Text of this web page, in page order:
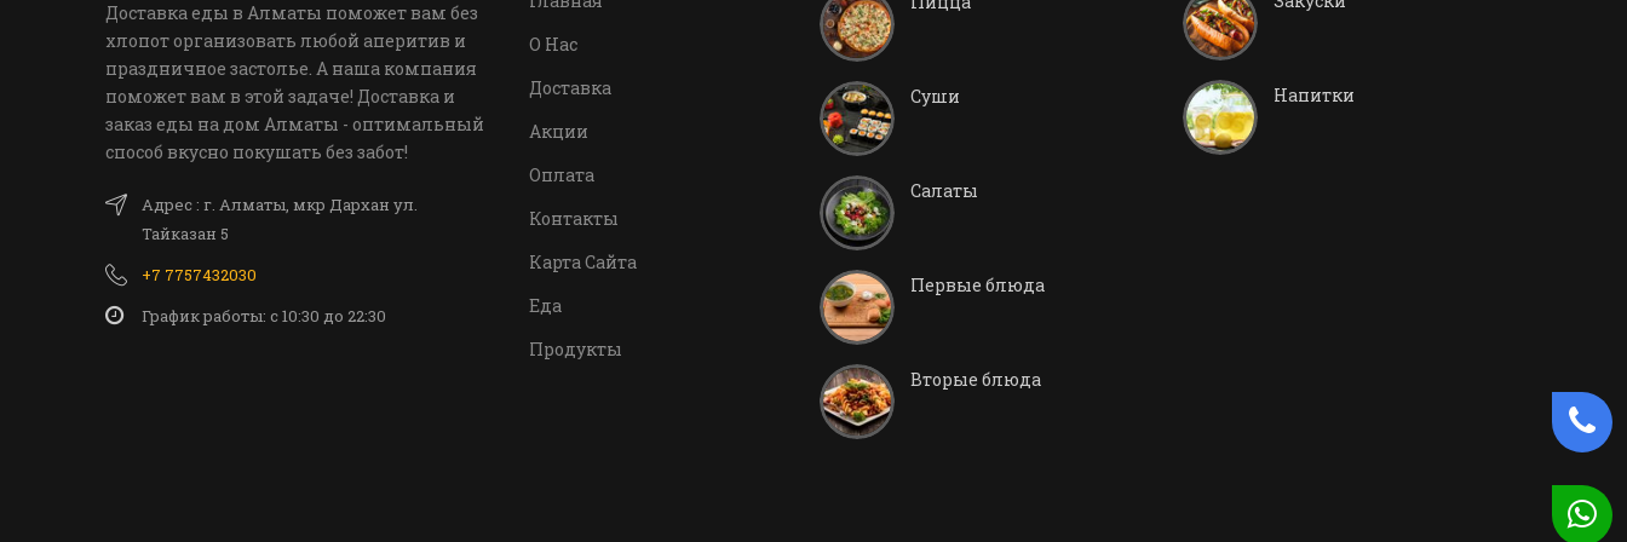
Доставка еды в Алматы поможет вам без
хлопот организовать любой аперитив и
праздничное застолье. А наша компания
поможет вам в этой задаче! Доставка и
заказ еды на дом Алматы - оптимальный
способ вкусно покушать без забот!
Адрес : г. Алматы, мкр Дархан ул.
Тайказан 5
+7 7757432030
График работы: c 10:30 до 22:30
О Нас
Доставка
Акции
Оплата
Контакты
Карта Сайта
Еда
Продукты
Суши
Салаты
Первые блюда
Вторые блюда
Напитки